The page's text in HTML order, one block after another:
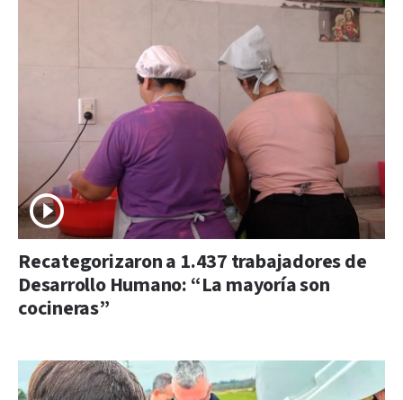
Recategorizaron a 1.437 trabajadores de
Desarrollo Humano: “La mayoría son
cocineras”